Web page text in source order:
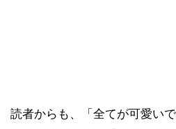
読者からも、「全てが可愛い